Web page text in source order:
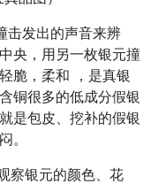
发出的声音来辨
央，用另一枚银元撞
脆，柔和 ，是真银
铜很多的低成分假银
是包皮、挖补的假银
。
银元的颜色、花